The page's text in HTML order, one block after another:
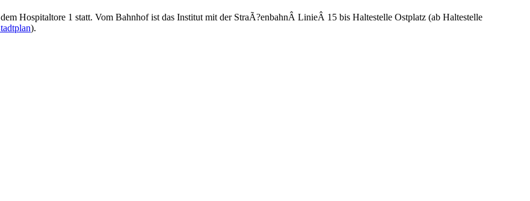
Hospitaltore 1 statt. Vom Bahnhof ist das Institut mit der StraÃ?enbahnÂ LinieÂ 15 bis Haltestelle Ostplatz (ab Haltestelle
).